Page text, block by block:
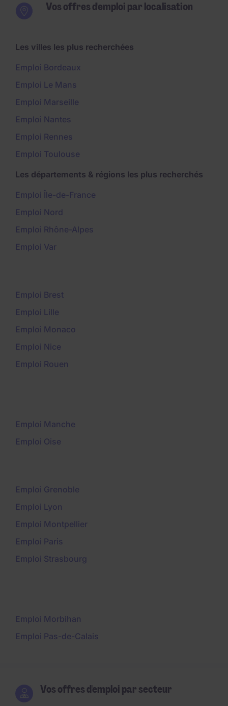
Vos offres d'emploi par localisation
Les villes les plus recherchées
Emploi Bordeaux
Emploi Le Mans
Emploi Marseille
Emploi Nantes
Emploi Rennes
Emploi Toulouse
Les départements & régions les plus recherchés
Emploi Île-de-France
Emploi Nord
Emploi Rhône-Alpes
Emploi Var
Emploi Brest
Emploi Lille
Emploi Monaco
Emploi Nice
Emploi Rouen
Emploi Manche
Emploi Oise
Emploi Grenoble
Emploi Lyon
Emploi Montpellier
Emploi Paris
Emploi Strasbourg
Emploi Morbihan
Emploi Pas-de-Calais
Vos offres d'emploi par secteur